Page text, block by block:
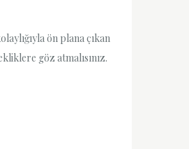
ön plana çıkan
göz atmalısınız.